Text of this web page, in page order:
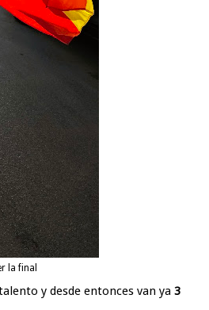
la final
y desde entonces van ya 3